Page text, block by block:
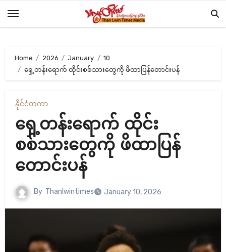
Home 2026 January
10
ရှေ့တန်းရောက် ထိုင်းစစ်သားတွေကို ဖိထာပြန်တောင်းပန်
နိုင်ငံတကာ
ရှေ့တန်းရောက် ထိုင်း
စစ်သားတွေကို ဖိထာပြန်
တောင်းပန်
By Thanlwintimes January 10, 2026